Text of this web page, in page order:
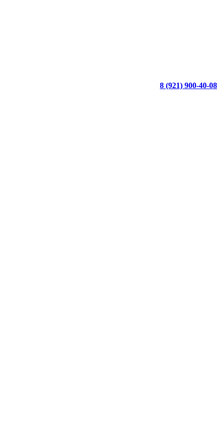
8 (921) 900-40-08